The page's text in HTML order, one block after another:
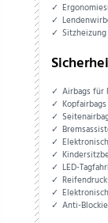
Airbags für
LED-
Anti-